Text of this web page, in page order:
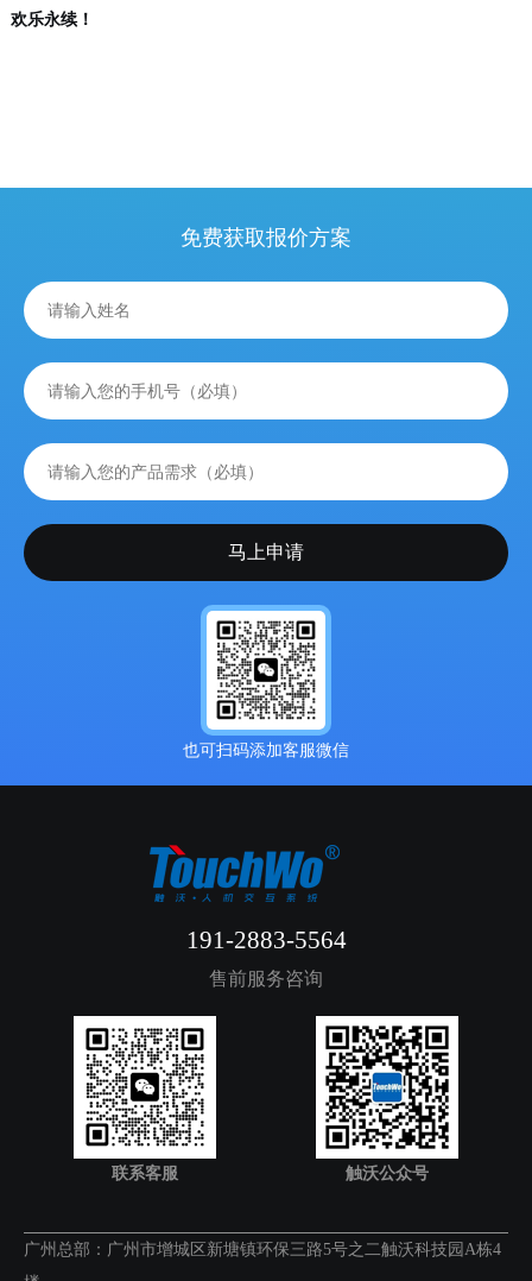
欢乐永续！
免费获取报价方案
也可扫码添加客服微信
191-2883-5564
售前服务咨询
联系客服 触沃公众号
广州总部：广州市增城区新塘镇环保三路5号之二触沃科技园A栋4